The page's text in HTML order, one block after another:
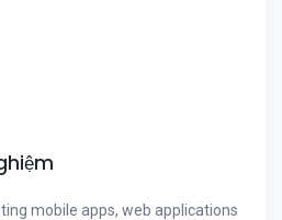
mobile apps, web applications